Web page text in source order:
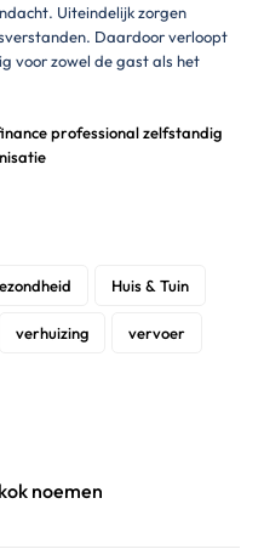
Uiteindelijk zorgen
Daardoor verloopt
voor zowel de gast als het
professional zelfstandig
Huis & Tuin
verhuizing vervoer
noemen